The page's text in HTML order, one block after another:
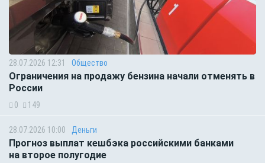
28.07.2026 12:31 Общество
Ограничения на продажу бензина начали отменять в
России
0 149
28.07.2026 10:00 Деньги
Прогноз выплат кешбэка российскими банками
на второе полугодие